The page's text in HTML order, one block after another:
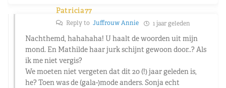
Patricia77
Reply to Juffrouw Annie 1 jaar geleden
Nachthemd, hahahaha! U haalt de woorden uit mijn
mond. En Mathilde haar jurk schijnt gewoon door..? Als
ik me niet vergis?
We moeten niet vergeten dat dit 20 (!) jaar geleden is,
he? Toen was de (gala-)mode anders. Sonja echt